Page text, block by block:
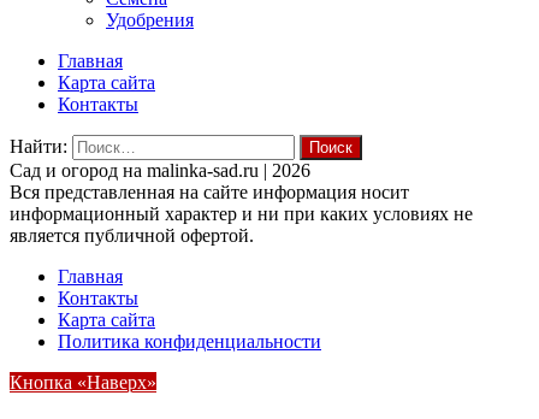
Удобрения
Главная
Карта сайта
Контакты
Найти:
Cад и огород на malinka-sad.ru | 2026
Вся представленная на сайте информация носит
информационный характер и ни при каких условиях не
является публичной офертой.
Главная
Контакты
Карта сайта
Политика конфиденциальности
Кнопка «Наверх»